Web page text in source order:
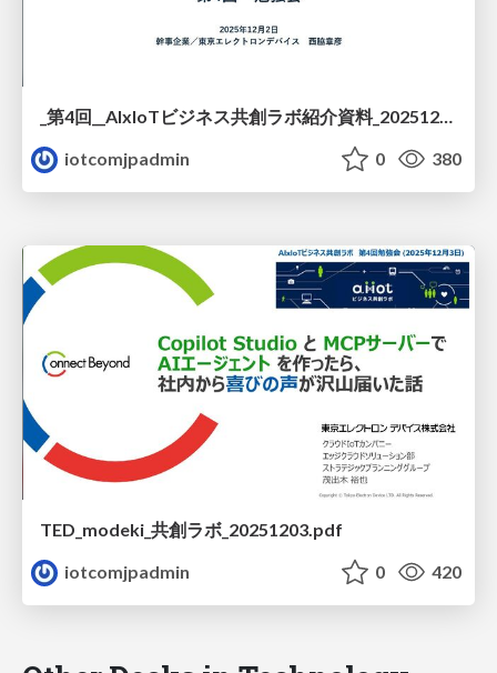
_第4回__AIxIoTビジネス共創ラボ紹介資料_20251203.pdf
iotcomjpadmin
0 380
TED_modeki_共創ラボ_20251203.pdf
iotcomjpadmin
0 420